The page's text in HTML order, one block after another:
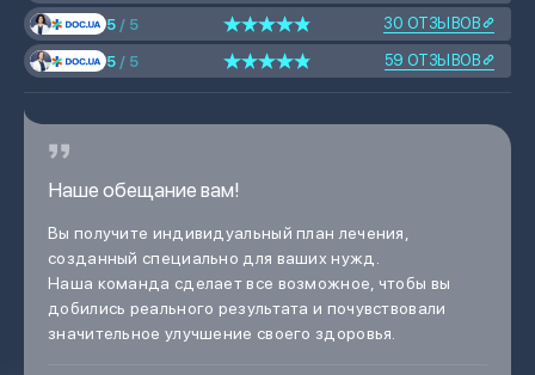
5/ 5 30 ОТЗЫВОВ
5/ 5 59 ОТЗЫВОВ
Наше обещание вам!
Вы получите индивидуальный план лечения,
созданный специально для ваших нужд.
Наша команда сделает все возможное, чтобы вы
добились реального результата и почувствовали
значительное улучшение своего здоровья.